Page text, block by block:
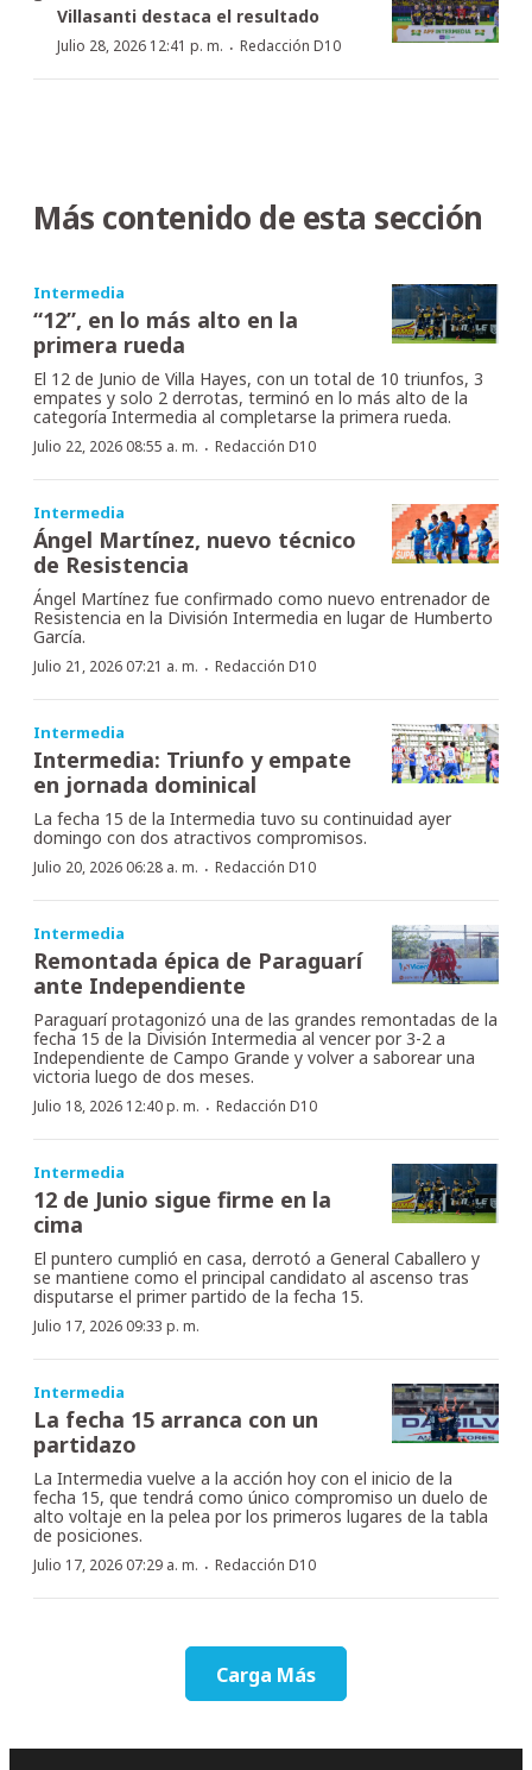
Villasanti destaca el resultado
Julio 28, 2026 12:41 p. m. · Redacción D10
Más contenido de esta sección
Intermedia
“12”, en lo más alto en la
primera rueda
El 12 de Junio de Villa Hayes, con un total de 10 triunfos, 3
empates y solo 2 derrotas, terminó en lo más alto de la
categoría Intermedia al completarse la primera rueda.
Julio 22, 2026 08:55 a. m. · Redacción D10
Intermedia
Ángel Martínez, nuevo técnico
de Resistencia
Ángel Martínez fue confirmado como nuevo entrenador de
Resistencia en la División Intermedia en lugar de Humberto
García.
Julio 21, 2026 07:21 a. m. · Redacción D10
Intermedia
Intermedia: Triunfo y empate
en jornada dominical
La fecha 15 de la Intermedia tuvo su continuidad ayer
domingo con dos atractivos compromisos.
Julio 20, 2026 06:28 a. m. · Redacción D10
Intermedia
Remontada épica de Paraguarí
ante Independiente
Paraguarí protagonizó una de las grandes remontadas de la
fecha 15 de la División Intermedia al vencer por 3-2 a
Independiente de Campo Grande y volver a saborear una
victoria luego de dos meses.
Julio 18, 2026 12:40 p. m. · Redacción D10
Intermedia
12 de Junio sigue firme en la
cima
El puntero cumplió en casa, derrotó a General Caballero y
se mantiene como el principal candidato al ascenso tras
disputarse el primer partido de la fecha 15.
Julio 17, 2026 09:33 p. m.
Intermedia
La fecha 15 arranca con un
partidazo
La Intermedia vuelve a la acción hoy con el inicio de la
fecha 15, que tendrá como único compromiso un duelo de
alto voltaje en la pelea por los primeros lugares de la tabla
de posiciones.
Julio 17, 2026 07:29 a. m. · Redacción D10
Carga Más